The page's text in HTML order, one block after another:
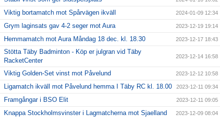
Viktig bortamatch mot Spårvägen ikväll 2024-01-09 12:34
Grym laginsats gav 4-2 seger mot Aura 2023-12-19 19:14
Hemmamatch mot Aura Måndag 18 dec. kl. 18.30 2023-12-17 18:43
Stötta Täby Badminton - Köp er julgran vid Täby
RacketCenter
2023-12-14 16:58
Viktig Golden-Set vinst mot Påvelund 2023-12-12 10:58
Ligamatch ikväll mot Påvelund hemma I Täby RC kl. 18.00 2023-12-11 09:34
Framgångar i BSO Elit 2023-12-11 09:05
Knappa Stockholmsvinster i Lagmatcherna mot Sjaelland 2023-12-09 08:04